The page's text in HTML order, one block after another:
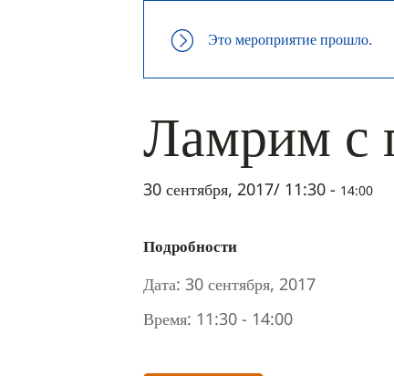
Это мероприятие прошло.
Ламрим с
30 сентября, 2017/ 11:30 - 14:00
Подробности
Дата: 30 сентября, 2017
Время: 11:30 - 14:00